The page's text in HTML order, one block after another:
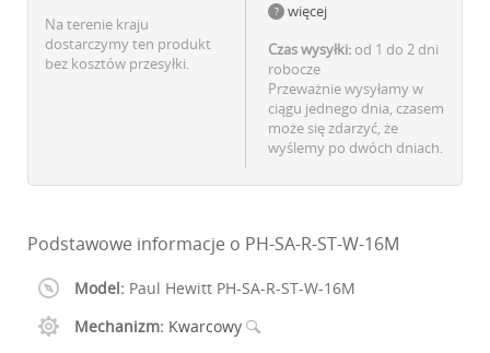
Na terenie kraju
dostarczymy ten produkt
bez kosztów przesyłki.
więcej
Czas wysyłki: od 1 do 2 dni
robocze
Przeważnie wysyłamy w
ciągu jednego dnia, czasem
może się zdarzyć, że
wyślemy po dwóch dniach.
Podstawowe informacje o PH-SA-R-ST-W-16M
Model: Paul Hewitt PH-SA-R-ST-W-16M
Mechanizm: Kwarcowy